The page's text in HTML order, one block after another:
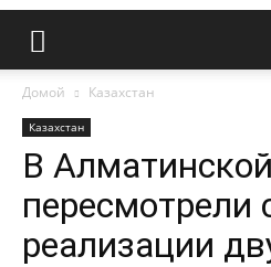
Домой Казахстан
Казахстан
В
пересмотрели
реализации